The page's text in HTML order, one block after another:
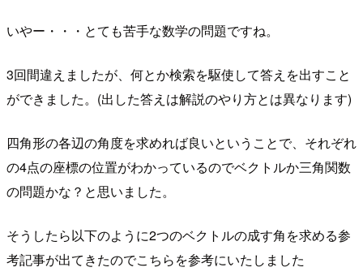
いやー・・・とても苦手な数学の問題ですね。
3回間違えましたが、何とか検索を駆使して答えを出すこと
ができました。(出した答えは解説のやり方とは異なります)
四角形の各辺の角度を求めれば良いということで、それぞれ
の4点の座標の位置がわかっているのでベクトルか三角関数
の問題かな？と思いました。
そうしたら以下のように2つのベクトルの成す角を求める参
考記事が出てきたのでこちらを参考にいたしました